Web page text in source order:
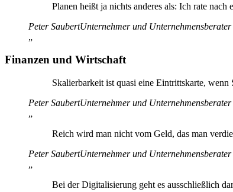
Planen heißt ja nichts anderes als: Ich rate nach
Peter SaubertUnternehmer und Unternehmensberater
„
Finanzen und Wirtschaft
Skalierbarkeit ist quasi eine Eintrittskarte, wenn
Peter SaubertUnternehmer und Unternehmensberater
„
Reich wird man nicht vom Geld, das man
Peter SaubertUnternehmer und Unternehmensberater
„
Bei der Digitalisierung geht es ausschließlich